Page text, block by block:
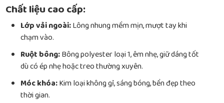
Chất liệu cao cấp:
Lớp vải ngoài:Lông nhung mềm mịn, mượt tay khi
chạm vào.
Ruột bông:Bông polyester loại 1, êm nhẹ, giữ dáng tốt
dù có ép nhẹ hoặc treo thường xuyên.
Móc khóa:Kim loại không gỉ, sáng bóng, bền đẹp theo
thời gian.